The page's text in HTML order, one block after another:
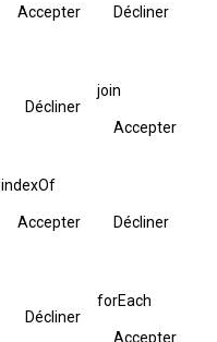
Accepter Décliner
Décliner
join
Accepter
indexOf
Accepter Décliner
Décliner
forEach
Accepter